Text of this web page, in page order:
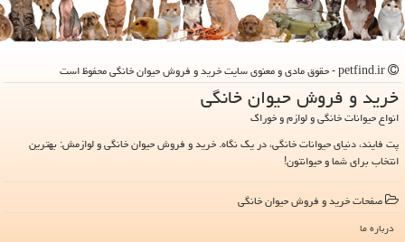
خرید و فروش حیوان خانگی
انواع حیوانات خانگی و لوازم و خوراک
پت فایند، دنیای حیوانات خانگی، در یک نگاه. خرید و فروش حیوان خانگی و لوازمش: بهترین
انتخاب برای شما و حیوانتون!
صفحات خرید و فروش حیوان خانگی
درباره ما